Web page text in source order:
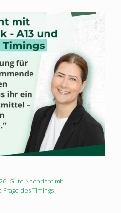
Gute Nachricht mit
des Timings